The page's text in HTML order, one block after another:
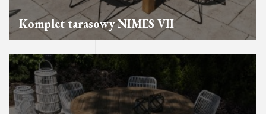
Komplet tarasowy NIMES VII